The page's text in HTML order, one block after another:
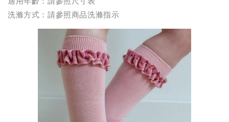
洗滌方式：請參照商品洗滌指示